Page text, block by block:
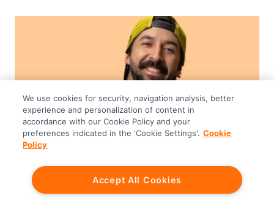
Como começar a investir? Pegue a dica do Primo
Pobre!
We use cookies for security, navigation analysis, better
experience and personalization of content in
accordance with our Cookie Policy and your
preferences indicated in the 'Cookie Settings'. Cookie
Policy
Accept All Cookies